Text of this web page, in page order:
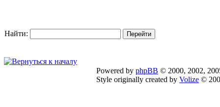
Найти:
Powered by phpBB © 2000, 2002,
Style originally created by Volize ©